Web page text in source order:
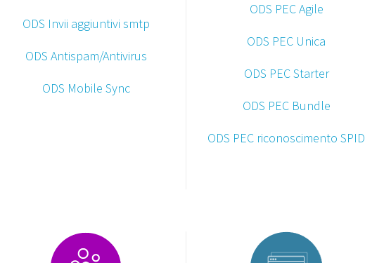
ODS Invii aggiuntivi smtp
ODS Antispam/Antivirus
ODS Mobile Sync
ODS PEC Agile
ODS PEC Unica
ODS PEC Starter
ODS PEC Bundle
ODS PEC riconoscimento SPID